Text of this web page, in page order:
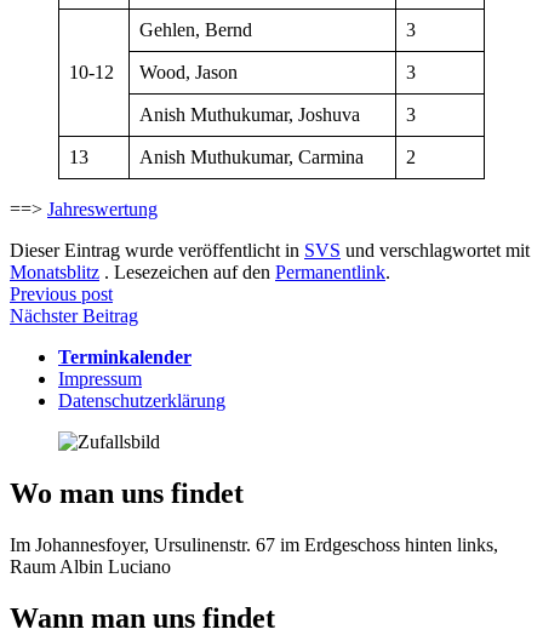
10-12
Gehlen, Bernd 3
Wood, Jason 3
Anish Muthukumar, Joshuva 3
13 Anish Muthukumar, Carmina 2
==> Jahreswertung
Dieser Eintrag wurde veröffentlicht in SVS und verschlagwortet mit
Monatsblitz . Lesezeichen auf den Permanentlink.
Beitragsnavigation
Previous post
Nächster Beitrag
Terminkalender
Impressum
Datenschutzerklärung
Wo man uns findet
Im Johannesfoyer, Ursulinenstr. 67 im Erdgeschoss hinten links,
Raum Albin Luciano
Wann man uns findet